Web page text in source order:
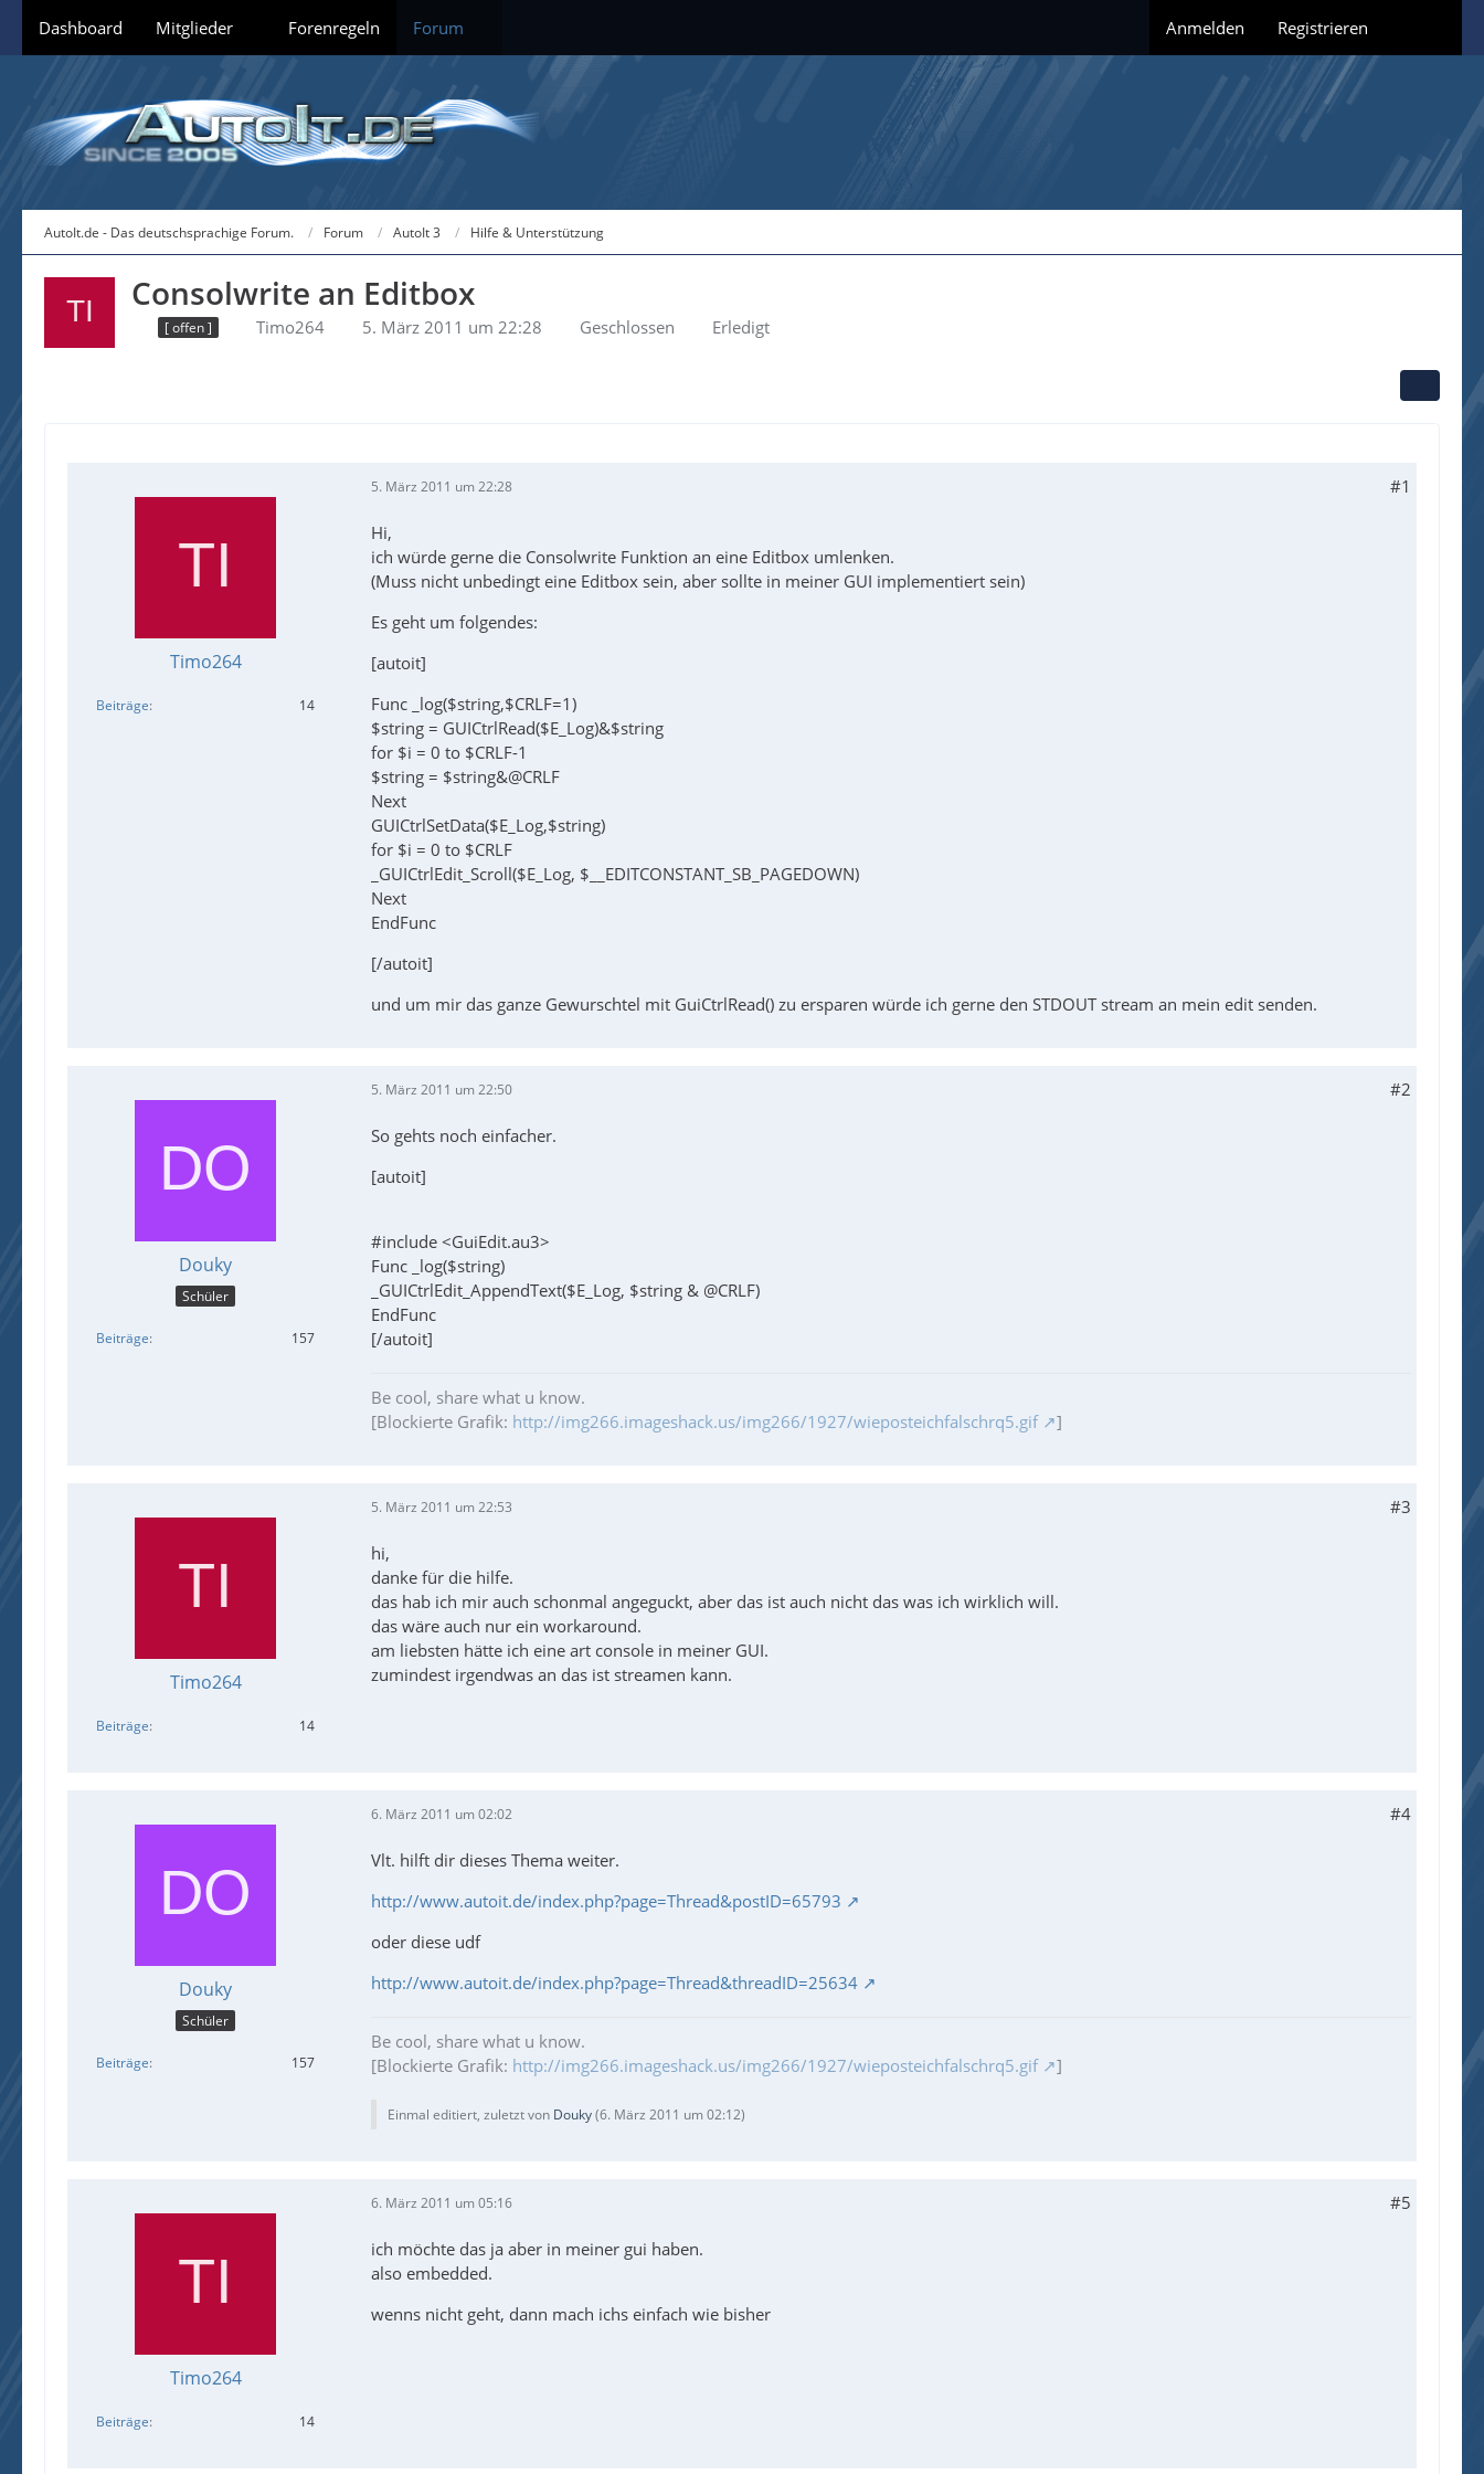
Dashboard Mitglieder Forenregeln Forum Anmelden Registrieren
AutoIt.de - Das deutschsprachige Forum. Forum AutoIt 3 Hilfe & Unterstützung
Consolwrite an Editbox
[ offen ] Timo264 5. März 2011 um 22:28 Geschlossen Erledigt
Timo264
Beiträge 14
5. März 2011 um 22:28 #1
Hi,
ich würde gerne die Consolwrite Funktion an eine Editbox umlenken.
(Muss nicht unbedingt eine Editbox sein, aber sollte in meiner GUI implementiert sein)
Es geht um folgendes:
[autoit]
Func _log($string,$CRLF=1)
$string = GUICtrlRead($E_Log)&$string
for $i = 0 to $CRLF-1
$string = $string&@CRLF
Next
GUICtrlSetData($E_Log,$string)
for $i = 0 to $CRLF
_GUICtrlEdit_Scroll($E_Log, $__EDITCONSTANT_SB_PAGEDOWN)
Next
EndFunc
[/autoit]
und um mir das ganze Gewurschtel mit GuiCtrlRead() zu ersparen würde ich gerne den STDOUT stream an mein edit senden.
Douky
Schüler
Beiträge 157
5. März 2011 um 22:50 #2
So gehts noch einfacher.
[autoit]
#include <GuiEdit.au3>
Func _log($string)
_GUICtrlEdit_AppendText($E_Log, $string & @CRLF)
EndFunc
[/autoit]
Be cool, share what u know.
[Blockierte Grafik: http://img266.imageshack.us/img266/1927/wieposteichfalschrq5.gif ]
Timo264
Beiträge 14
5. März 2011 um 22:53 #3
hi,
danke für die hilfe.
das hab ich mir auch schonmal angeguckt, aber das ist auch nicht das was ich wirklich will.
das wäre auch nur ein workaround.
am liebsten hätte ich eine art console in meiner GUI.
zumindest irgendwas an das ist streamen kann.
Douky
Schüler
Beiträge 157
6. März 2011 um 02:02 #4
Vlt. hilft dir dieses Thema weiter.
http://www.autoit.de/index.php?page=Thread&postID=65793
oder diese udf
http://www.autoit.de/index.php?page=Thread&threadID=25634
Be cool, share what u know.
[Blockierte Grafik: http://img266.imageshack.us/img266/1927/wieposteichfalschrq5.gif ]
Einmal editiert, zuletzt von Douky(6. März 2011 um 02:12)
Timo264
Beiträge 14
6. März 2011 um 05:16 #5
ich möchte das ja aber in meiner gui haben.
also embedded.
wenns nicht geht, dann mach ichs einfach wie bisher